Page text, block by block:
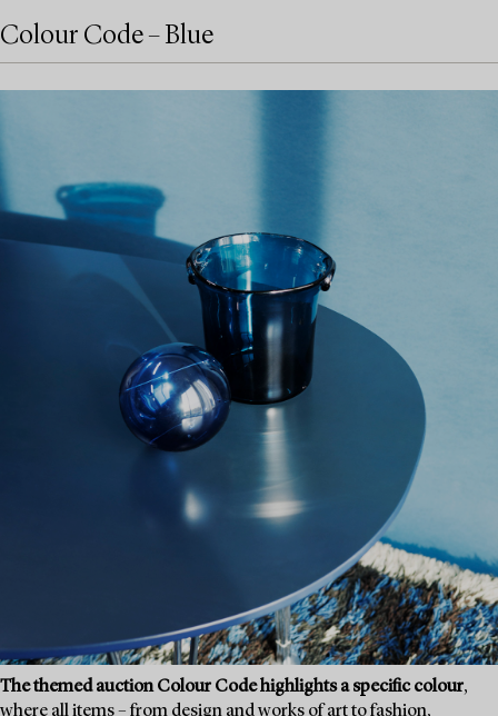
Colour Code – Blue
The themed auction Colour Code highlights a specific colour,
where all items – from design and works of art to fashion,